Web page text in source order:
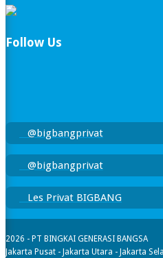
Follow Us
@bigbangprivat
@bigbangprivat
Les Privat BIGBANG
2026 - PT BINGKAI GENERASI BANGSA
Jakarta Pusat - Jakarta Utara - Jakarta